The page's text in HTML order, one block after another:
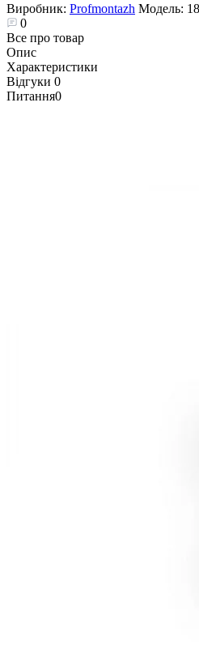
Виробник: Profmontazh Модель:
0
Все про товар
Опис
Характеристики
Відгуки 0
Питання0